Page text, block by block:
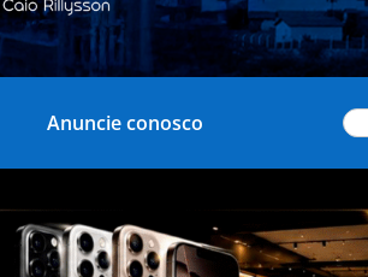
Anuncie conosco